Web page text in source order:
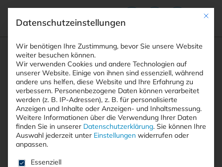
Suchfeld
Suchen
Breadcrumb-Navigation
STARTSEITE AUTOREN FELIX KÖRNER
Alle Beiträge von Felix Körner
Mit
Datenschutzeinstellungen
Wir benötigen Ihre Zustimmung, bevor Sie unsere Website
weiter besuchen können.
Wir verwenden Cookies und andere Technologien auf
unserer Website. Einige von ihnen sind essenziell, während
andere uns helfen, diese Website und Ihre Erfahrung zu
verbessern. Personenbezogene Daten können verarbeitet
werden (z. B. IP-Adressen), z. B. für personalisierte
Anzeigen und Inhalte oder Anzeigen- und Inhaltsmessung.
Weitere Informationen über die Verwendung Ihrer Daten
finden Sie in unserer Datenschutzerklärung. Sie können Ihre
Auswahl jederzeit unter Einstellungen widerrufen oder
anpassen.
Es folgt eine Liste der Service-Gruppen, für die eine
Essenziell